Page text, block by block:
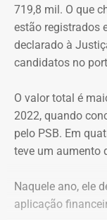
desassoreamento
do Rio de Janeiro,
Também foram
recuperação
desassoreamento
Reforço
Outros reforços
719,8 mil. O que
estão registrados
declarado à
candidatos no
O valor total é
2022, quando
pelo PSB. Em
teve um aumento
Naquele ano, ele
aplicação